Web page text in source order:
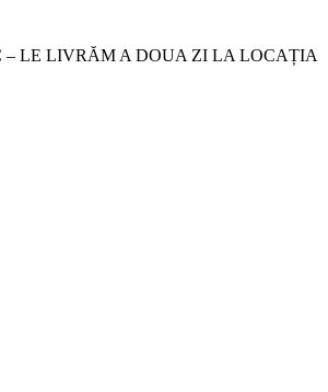
– LE LIVRĂM A DOUA ZI LA LOCAȚIA